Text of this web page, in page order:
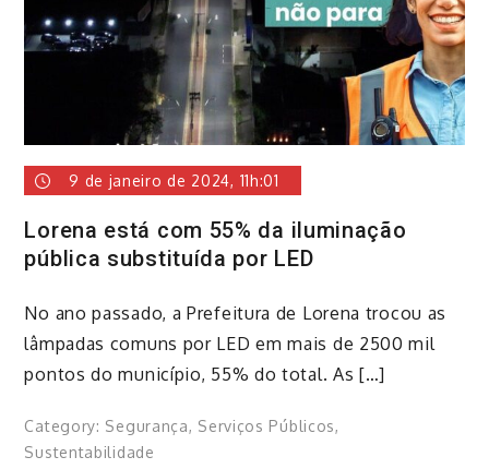
9 de janeiro de 2024, 11h:01
Lorena está com 55% da iluminação
pública substituída por LED
No ano passado, a Prefeitura de Lorena trocou as
lâmpadas comuns por LED em mais de 2500 mil
pontos do município, 55% do total. As […]
Category: Segurança, Serviços Públicos,
Sustentabilidade